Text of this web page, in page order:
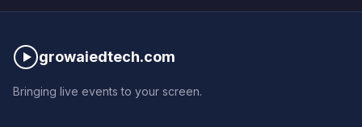
growaiedtech.com
Bringing live events to your screen.